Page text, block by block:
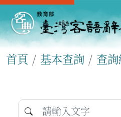
首頁 基本查詢 查